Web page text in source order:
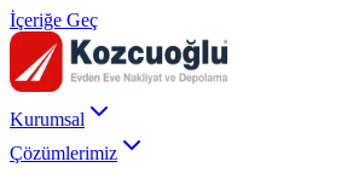
İçeriğe Geç
Kurumsal
Çözümlerimiz